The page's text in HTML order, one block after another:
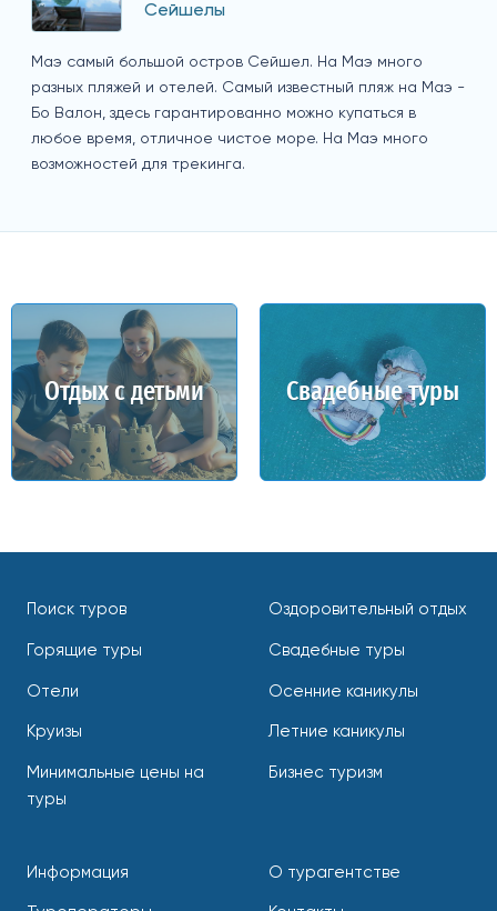
Сейшелы
Маэ самый большой остров Сейшел. На Маэ много
разных пляжей и отелей. Самый известный пляж на Маэ -
Бо Валон, здесь гарантированно можно купаться в
любое время, отличное чистое море. На Маэ много
возможностей для трекинга.
Отдых с детьми Свадебные туры
Поиск туров
Горящие туры
Отели
Круизы
Минимальные цены на
туры
Оздоровительный отдых
Свадебные туры
Осенние каникулы
Летние каникулы
Бизнес туризм
Информация О турагентстве